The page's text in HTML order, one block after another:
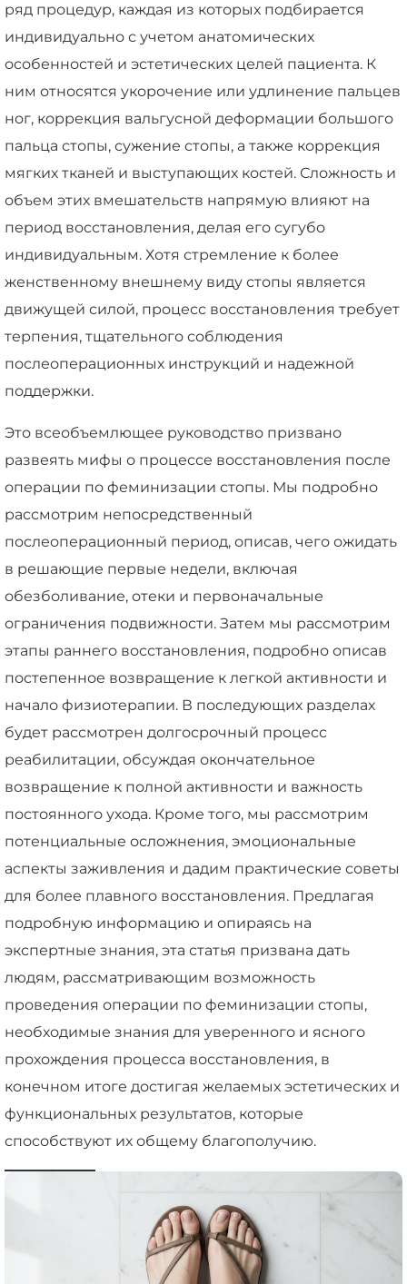
ряд процедур, каждая из которых подбирается
индивидуально с учетом анатомических
особенностей и эстетических целей пациента. К
ним относятся укорочение или удлинение пальцев
ног, коррекция вальгусной деформации большого
пальца стопы, сужение стопы, а также коррекция
мягких тканей и выступающих костей. Сложность и
объем этих вмешательств напрямую влияют на
период восстановления, делая его сугубо
индивидуальным. Хотя стремление к более
женственному внешнему виду стопы является
движущей силой, процесс восстановления требует
терпения, тщательного соблюдения
послеоперационных инструкций и надежной
поддержки.
Это всеобъемлющее руководство призвано
развеять мифы о процессе восстановления после
операции по феминизации стопы. Мы подробно
рассмотрим непосредственный
послеоперационный период, описав, чего ожидать
в решающие первые недели, включая
обезболивание, отеки и первоначальные
ограничения подвижности. Затем мы рассмотрим
этапы раннего восстановления, подробно описав
постепенное возвращение к легкой активности и
начало физиотерапии. В последующих разделах
будет рассмотрен долгосрочный процесс
реабилитации, обсуждая окончательное
возвращение к полной активности и важность
постоянного ухода. Кроме того, мы рассмотрим
потенциальные осложнения, эмоциональные
аспекты заживления и дадим практические советы
для более плавного восстановления. Предлагая
подробную информацию и опираясь на
экспертные знания, эта статья призвана дать
людям, рассматривающим возможность
проведения операции по феминизации стопы,
необходимые знания для уверенного и ясного
прохождения процесса восстановления, в
конечном итоге достигая желаемых эстетических и
функциональных результатов, которые
способствуют их общему благополучию.